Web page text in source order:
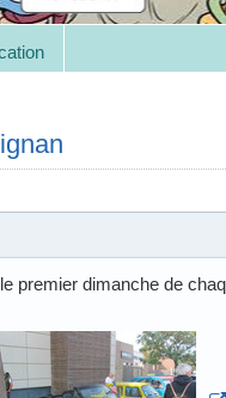
premier dimanche de